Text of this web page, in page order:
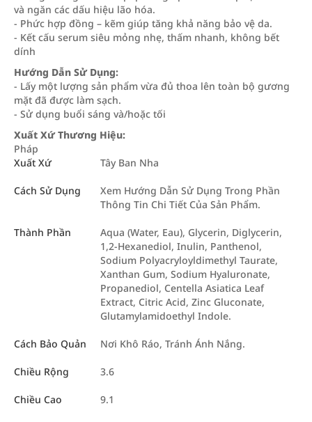
và ngăn các dấu hiệu lão hóa.
- Phức hợp đồng – kẽm giúp tăng khả năng bảo vệ da.
- Kết cấu serum siêu mỏng nhẹ, thấm nhanh, không bết
dính
Hướng Dẫn Sử Dụng:
- Lấy một lượng sản phẩm vừa đủ thoa lên toàn bộ gương
mặt đã được làm sạch.
- Sử dụng buổi sáng và/hoặc tối
Xuất Xứ Thương Hiệu:
Pháp
Xuất Xứ
Tây Ban Nha
Cách Sử Dụng
Xem Hướng Dẫn Sử Dụng Trong Phần
Thông Tin Chi Tiết Của Sản Phẩm.
Thành Phần
Aqua (Water, Eau), Glycerin, Diglycerin,
1,2-Hexanediol, Inulin, Panthenol,
Sodium Polyacryloyldimethyl Taurate,
Xanthan Gum, Sodium Hyaluronate,
Propanediol, Centella Asiatica Leaf
Extract, Citric Acid, Zinc Gluconate,
Glutamylamidoethyl Indole.
Cách Bảo Quản Nơi Khô Ráo, Tránh Ánh Nắng.
Chiều Rộng 3.6
Chiều Cao 9.1